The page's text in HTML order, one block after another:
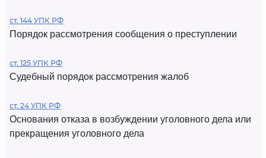
ст. 144 УПК РФ
Порядок рассмотрения сообщения о преступлении
ст. 125 УПК РФ
Судебный порядок рассмотрения жалоб
ст. 24 УПК РФ
Основания отказа в возбуждении уголовного дела или
прекращения уголовного дела